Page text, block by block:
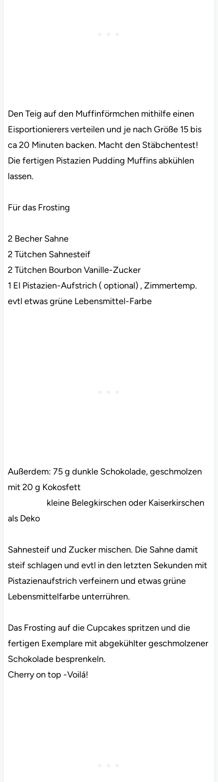
Den Teig auf den Muffinförmchen mithilfe einen
Eisportionierers verteilen und je nach Größe 15 bis
ca 20 Minuten backen. Macht den Stäbchentest!
Die fertigen Pistazien Pudding Muffins abkühlen
lassen.
Für das Frosting
2 Becher Sahne
2 Tütchen Sahnesteif
2 Tütchen Bourbon Vanille-Zucker
1 El Pistazien-Aufstrich ( optional) , Zimmertemp.
evtl etwas grüne Lebensmittel-Farbe
Außerdem: 75 g dunkle Schokolade, geschmolzen
mit 20 g Kokosfett
kleine Belegkirschen oder Kaiserkirschen
als Deko
Sahnesteif und Zucker mischen. Die Sahne damit
steif schlagen und evtl in den letzten Sekunden mit
Pistazienaufstrich verfeinern und etwas grüne
Lebensmittelfarbe unterrühren.
Das Frosting auf die Cupcakes spritzen und die
fertigen Exemplare mit abgekühlter geschmolzener
Schokolade besprenkeln.
Cherry on top -Voilá!